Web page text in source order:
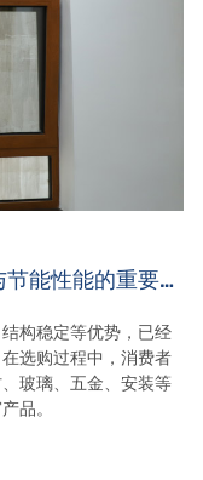
能性能的重要选
构稳定等优势，已经
选购过程中，消费者
玻璃、五金、安装等
品。